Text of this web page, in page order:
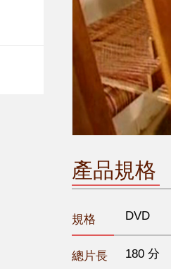
產品規格
規格 DVD
總片長 180 分